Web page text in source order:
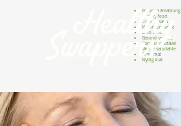
Gesunde Ernährung
Healthy food
Comida sana
Nourriture saine
Cibo sano
Gezond voedsel
Comida saudável
Menjar saludable
Sunn mat
Nyttig mat